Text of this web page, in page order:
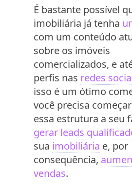
É bastante possível
imobiliária já tenha
com um conteúdo
sobre os imóveis
comercializados, e
perfis nas redes
isso é um ótimo
você precisa
essa estrutura a seu
gerar leads
sua imobiliária e, por
consequência,
vendas.